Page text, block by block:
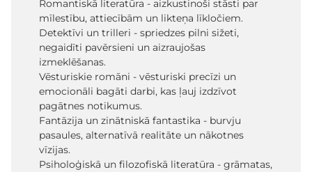
Romantiskā literatūra - aizkustinoši stāsti par
mīlestību, attiecībām un likteņa līkločiem.
Detektīvi un trilleri - spriedzes pilni sižeti,
negaidīti pavērsieni un aizraujošas
izmeklēšanas.
Vēsturiskie romāni - vēsturiski precīzi un
emocionāli bagāti darbi, kas ļauj izdzīvot
pagātnes notikumus.
Fantāzija un zinātniskā fantastika - burvju
pasaules, alternatīvā realitāte un nākotnes
vīzijas.
Psiholoģiskā un filozofiskā literatūra - grāmatas,